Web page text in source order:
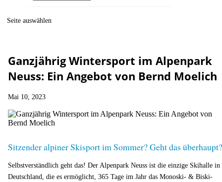
Seite auswählen
Ganzjährig Wintersport im Alpenpark
Neuss: Ein Angebot von Bernd Moelich
Mai 10, 2023
Sitzender alpiner Skisport im Sommer? Geht das überhaupt?
Selbstverständlich geht das! Der Alpenpark Neuss ist die einzige Skihalle in
Deutschland, die es ermöglicht, 365 Tage im Jahr das Monoski- & Biski-